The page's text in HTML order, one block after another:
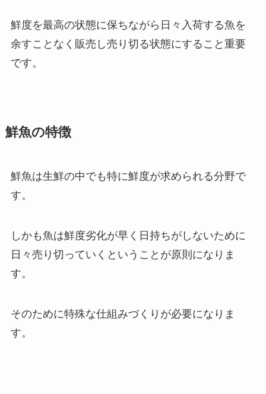
鮮度を最高の状態に保ちながら日々入荷する魚を
余すことなく販売し売り切る状態にすること重要
です。
鮮魚の特徴
鮮魚は生鮮の中でも特に鮮度が求められる分野で
す。
しかも魚は鮮度劣化が早く日持ちがしないために
日々売り切っていくということが原則になりま
す。
そのために特殊な仕組みづくりが必要になりま
す。